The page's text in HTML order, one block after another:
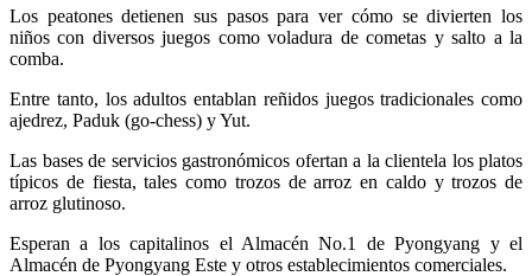
Los peatones detienen sus pasos para ver cómo se divierten los
niños con diversos juegos como voladura de cometas y salto a la
comba.
Entre tanto, los adultos entablan reñidos juegos tradicionales como
ajedrez, Paduk (go-chess) y Yut.
Las bases de servicios gastronómicos ofertan a la clientela los platos
típicos de fiesta, tales como trozos de arroz en caldo y trozos de
arroz glutinoso.
Esperan a los capitalinos el Almacén No.1 de Pyongyang y el
Almacén de Pyongyang Este y otros establecimientos comerciales.